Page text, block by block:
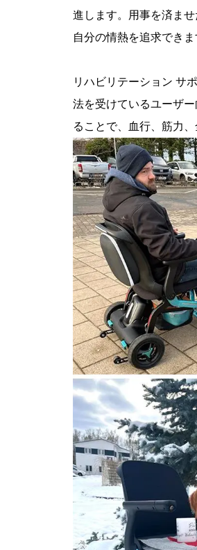
進します。用事を済ま
自分の情熱を追求できま
リハビリテーション サ
法を受けているユーザ
ることで、血行、筋力